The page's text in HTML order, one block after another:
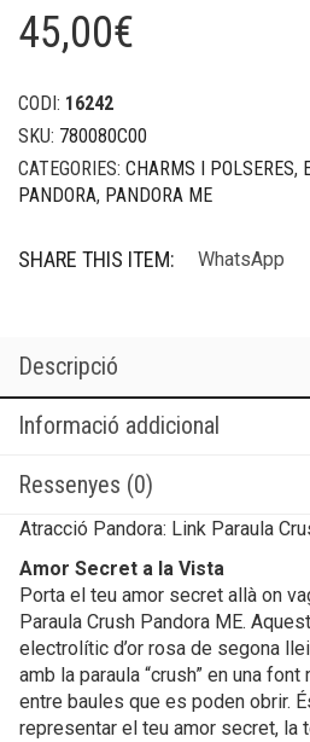
45,00€
CODI: 16242
SKU: 780080C00
CATEGORIES: CHARMS I POLSERES,
PANDORA, PANDORA ME
SHARE THIS ITEM: WhatsApp
Descripció
Informació addicional
Ressenyes (0)
Atracció Pandora: Link Paraula
Amor Secret a la Vista
Porta el teu amor secret allà on
Paraula Crush Pandora ME.
electrolític d’or rosa de segona
amb la paraula “crush” en una
entre baules que es poden obrir.
representar el teu amor secret, la